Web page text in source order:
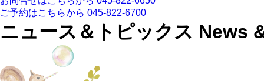
ご予約はこちらから 045-822-6700
ニュース＆トピックス News